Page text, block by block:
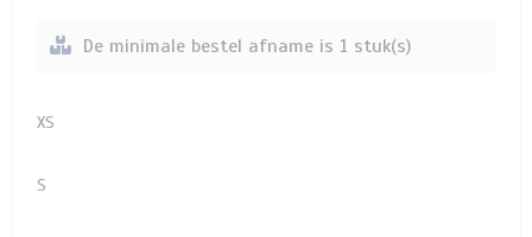
De minimale bestel afname is 1 stuk(s)
XS
S